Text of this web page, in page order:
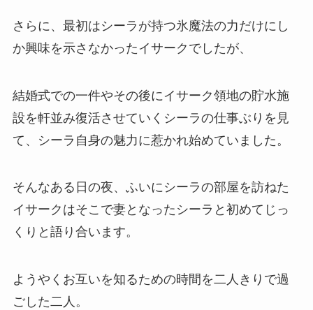
さらに、最初はシーラが持つ氷魔法の力だけにし
か興味を示さなかったイサークでしたが、
結婚式での一件やその後にイサーク領地の貯水施
設を軒並み復活させていくシーラの仕事ぶりを見
て、シーラ自身の魅力に惹かれ始めていました。
そんなある日の夜、ふいにシーラの部屋を訪ねた
イサークはそこで妻となったシーラと初めてじっ
くりと語り合います。
ようやくお互いを知るための時間を二人きりで過
ごした二人。